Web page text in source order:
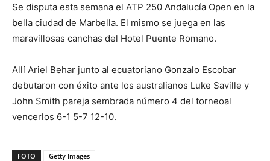
Se disputa esta semana el ATP 250 Andalucía Open en la
bella ciudad de Marbella. El mismo se juega en las
maravillosas canchas del Hotel Puente Romano.
Allí Ariel Behar junto al ecuatoriano Gonzalo Escobar
debutaron con éxito ante los australianos Luke Saville y
John Smith pareja sembrada número 4 del torneoal
vencerlos 6-1 5-7 12-10.
FOTO Getty Images